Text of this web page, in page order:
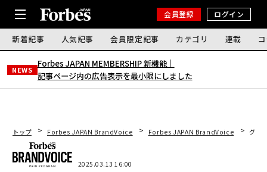
会員登録 ログイン
新着記事 人気記事 会員限定記事 カテゴリ 連載
NEWS
Forbes JAPAN MEMBERSHIP 新機能｜
記事ページ内の広告表示を最小限にしました
トップ Forbes JAPAN BrandVoice Forbes JAPAN BrandVoice グロ
2025.03.13 16:00